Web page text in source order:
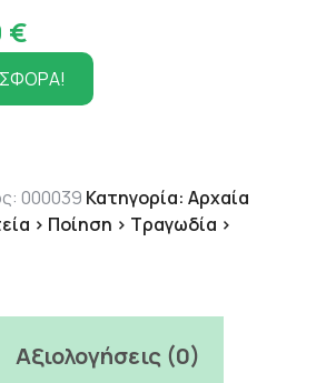
€.
€
τρέχουσα
τιμή
5.19 €.
000039 Κατηγορία: Αρχαία
> Ποίηση > Τραγωδία >
Αξιολογήσεις (0)